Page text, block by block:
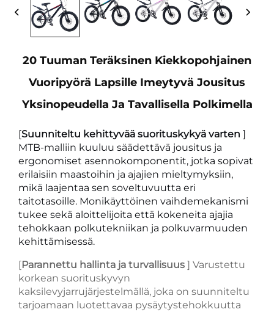
20 Tuuman Teräksinen Kiekkopohjainen
Vuoripyörä Lapsille Imeytyvä Jousitus
Yksinopeudella Ja Tavallisella Polkimella
[Suunniteltu kehittyvää suorituskykyä varten ]
MTB-malliin kuuluu säädettävä jousitus ja
ergonomiset asennokomponentit, jotka sopivat
erilaisiin maastoihin ja ajajien mieltymyksiin,
mikä laajentaa sen soveltuvuutta eri
taitotasoille. Monikäyttöinen vaihdemekanismi
tukee sekä aloittelijoita että kokeneita ajajia
tehokkaan polkutekniikan ja polkuvarmuuden
kehittämisessä.
[Parannettu hallinta ja turvallisuus ] Varustettu
korkean suorituskyvyn
kaksilevyjarrujärjestelmällä, joka on suunniteltu
tarjoamaan luotettavaa pysäytystehokkuutta